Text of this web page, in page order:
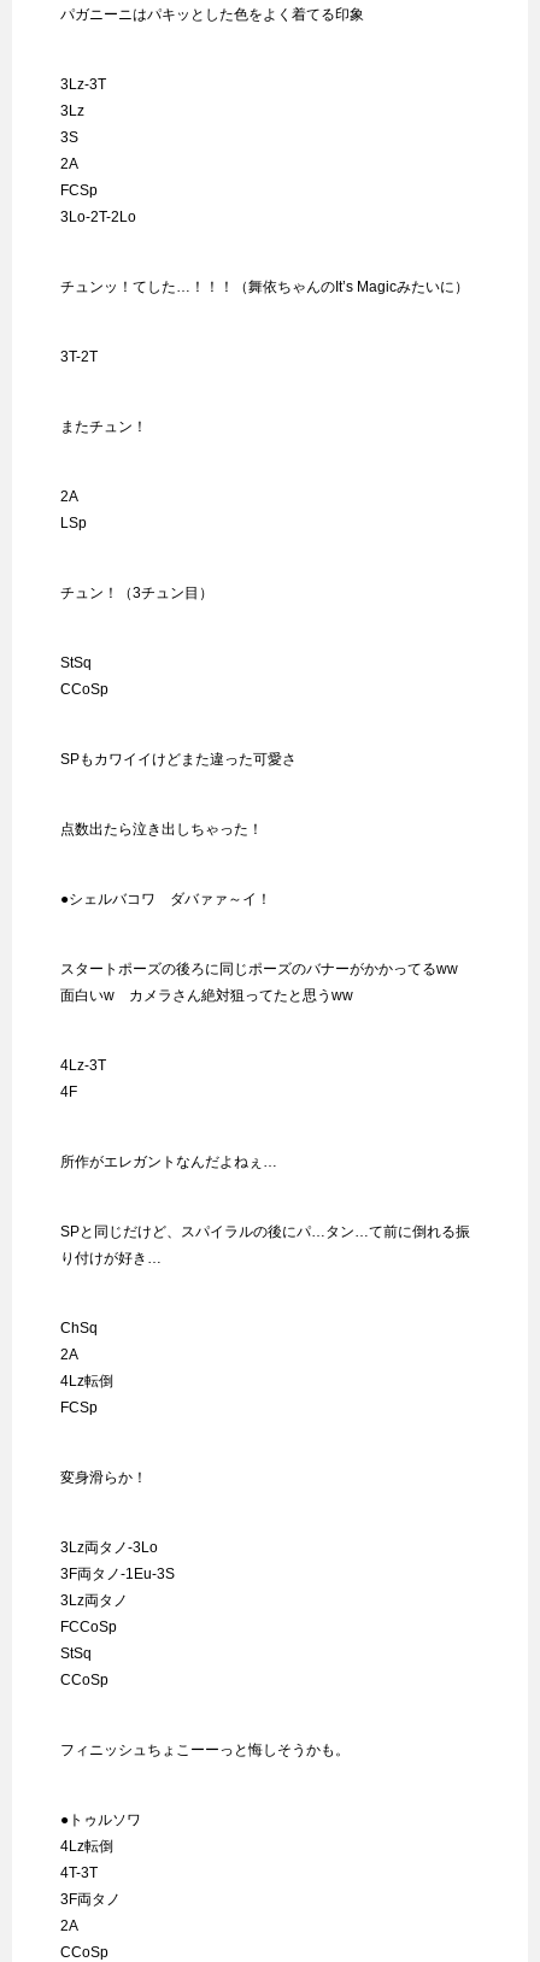
パガニーニはパキッとした色をよく着てる印象
3Lz-3T
3Lz
3S
2A
FCSp
3Lo-2T-2Lo
チュンッ！てした…！！！（舞依ちゃんのIt’s Magicみたいに）
3T-2T
またチュン！
2A
LSp
チュン！（3チュン目）
StSq
CCoSp
SPもカワイイけどまた違った可愛さ
点数出たら泣き出しちゃった！
●シェルバコワ ダバァァ～イ！
スタートポーズの後ろに同じポーズのバナーがかかってるww
面白いw カメラさん絶対狙ってたと思うww
4Lz-3T
4F
所作がエレガントなんだよねぇ…
SPと同じだけど、スパイラルの後にパ…タン…て前に倒れる振
り付けが好き…
ChSq
2A
4Lz転倒
FCSp
変身滑らか！
3Lz両タノ-3Lo
3F両タノ-1Eu-3S
3Lz両タノ
FCCoSp
StSq
CCoSp
フィニッシュちょこーーっと悔しそうかも。
●トゥルソワ
4Lz転倒
4T-3T
3F両タノ
2A
CCoSp